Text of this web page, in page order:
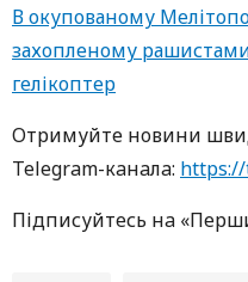
В окупованому
захопленому
гелікоптер
Oтримуйте нoвини
Telegram-кaнaлa: https://
Підписуйтесь нa